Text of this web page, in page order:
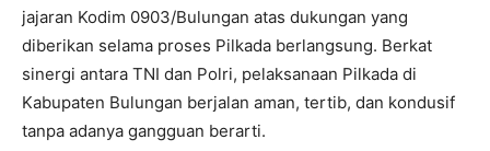
jajaran Kodim 0903/Bulungan atas dukungan yang
diberikan selama proses Pilkada berlangsung. Berkat
sinergi antara TNI dan Polri, pelaksanaan Pilkada di
Kabupaten Bulungan berjalan aman, tertib, dan kondusif
tanpa adanya gangguan berarti.